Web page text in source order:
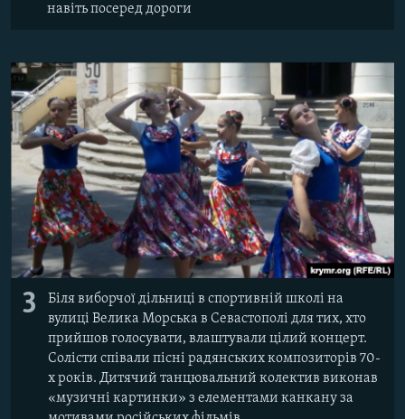
навіть посеред дороги
3
Біля виборчої дільниці в спортивній школі на
вулиці Велика Морська в Севастополі для тих, хто
прийшов голосувати, влаштували цілий концерт.
Солісти співали пісні радянських композиторів 70-
х років. Дитячий танцювальний колектив виконав
«музичні картинки» з елементами канкану за